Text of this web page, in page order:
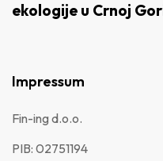
ekologije u Crnoj
Impressum
Fin-ing d.o.o.
PIB: 02751194